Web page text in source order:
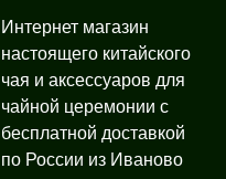
Интернет магазин
настоящего китайского
чая и аксессуаров для
чайной церемонии с
бесплатной доставкой
по России из Иваново